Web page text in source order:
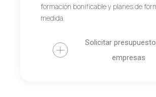
formación bonificable y planes de
medida.
Solicitar
empresas